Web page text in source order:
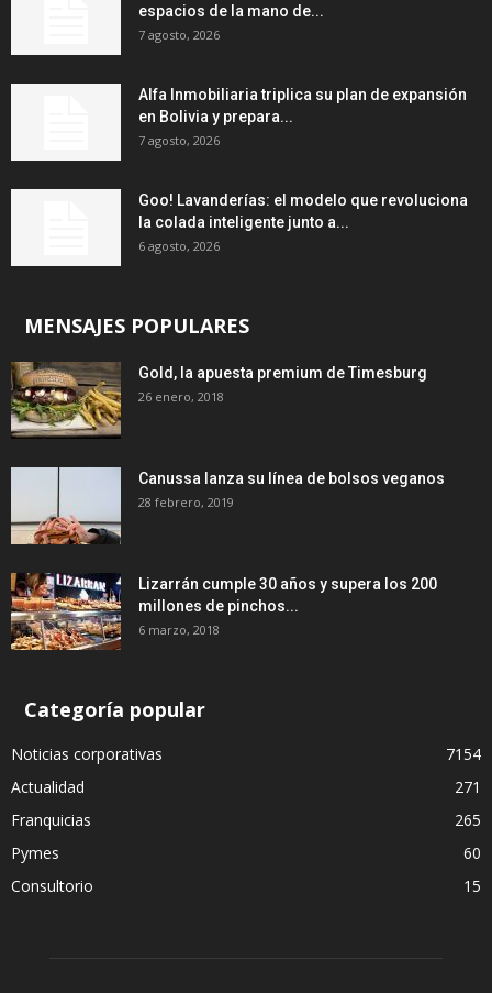
espacios de la mano de...
7 agosto, 2026
Alfa Inmobiliaria triplica su plan de expansión
en Bolivia y prepara...
7 agosto, 2026
Goo! Lavanderías: el modelo que revoluciona
la colada inteligente junto a...
6 agosto, 2026
MENSAJES POPULARES
Gold, la apuesta premium de Timesburg
26 enero, 2018
Canussa lanza su línea de bolsos veganos
28 febrero, 2019
Lizarrán cumple 30 años y supera los 200
millones de pinchos...
6 marzo, 2018
Categoría popular
Noticias corporativas
7154
Actualidad
271
Franquicias
265
Pymes
60
Consultorio
15